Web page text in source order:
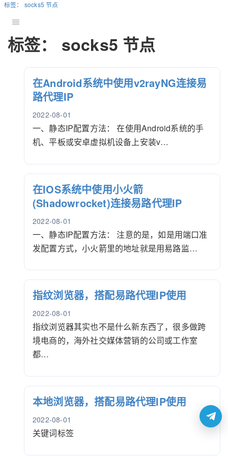
标签： socks5 节点
标签： socks5 节点
在Android系统中使用v2rayNG连接易
路代理IP
2022-08-01
一、静态IP配置方法： 在使用Android系统的手
机、平板或安卓虚拟机设备上安装v…
在IOS系统中使用小火箭
(Shadowrocket)连接易路代理IP
2022-08-01
一、静态IP配置方法： 注意的是，如是用端口准
发配置方式，小火箭里的地址就是用易路监…
指纹浏览器，搭配易路代理IP使用
2022-08-01
指纹浏览器其实也不是什么新东西了，很多做跨
境电商的，海外社交媒体营销的公司或工作室
都…
本地浏览器，搭配易路代理IP使用
2022-08-01
关键词标签